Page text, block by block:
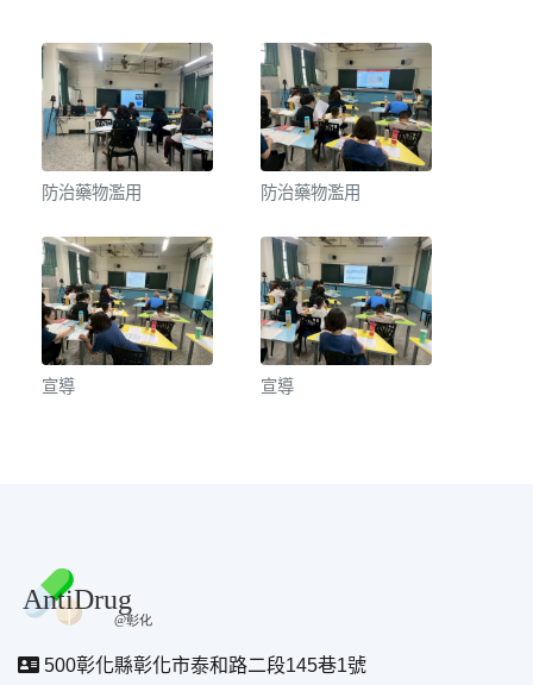
防治藥物濫用 防治藥物濫用
宣導 宣導
500彰化縣彰化市泰和路二段145巷1號